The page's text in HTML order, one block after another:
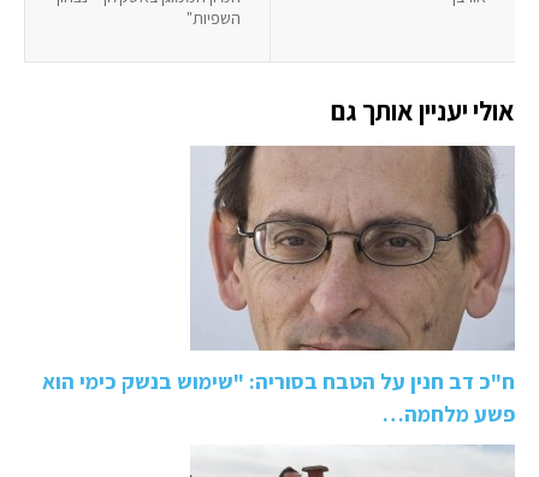
השפיות"
אולי יעניין אותך גם
ח"כ דב חנין על הטבח בסוריה: "שימוש בנשק כימי הוא
פשע מלחמה…